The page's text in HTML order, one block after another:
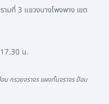
มที่ 3 แขวงบางโพงพาง เขต
น.
น กรวยจราจร แผงกั้นจราจร ป้อม